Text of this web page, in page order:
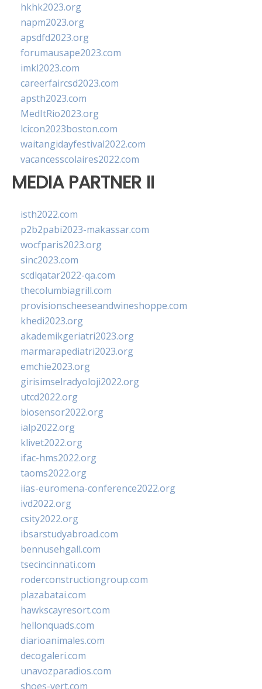
hkhk2023.org
napm2023.org
apsdfd2023.org
forumausape2023.com
imkl2023.com
careerfaircsd2023.com
apsth2023.com
MedItRio2023.org
lcicon2023boston.com
waitangidayfestival2022.com
vacancesscolaires2022.com
MEDIA PARTNER II
isth2022.com
p2b2pabi2023-makassar.com
wocfparis2023.org
sinc2023.com
scdlqatar2022-qa.com
thecolumbiagrill.com
provisionscheeseandwineshoppe.com
khedi2023.org
akademikgeriatri2023.org
marmarapediatri2023.org
emchie2023.org
girisimselradyoloji2022.org
utcd2022.org
biosensor2022.org
ialp2022.org
klivet2022.org
ifac-hms2022.org
taoms2022.org
iias-euromena-conference2022.org
ivd2022.org
csity2022.org
ibsarstudyabroad.com
bennusehgall.com
tsecincinnati.com
roderconstructiongroup.com
plazabatai.com
hawkscayresort.com
hellonquads.com
diarioanimales.com
decogaleri.com
unavozparadios.com
shoes-vert.com